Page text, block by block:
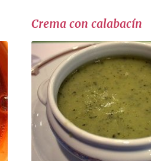
Crema con calabacín